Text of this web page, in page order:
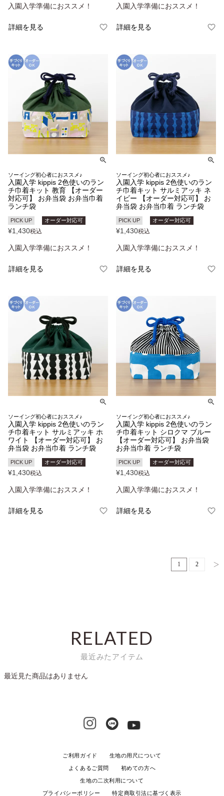
入園入学準備におススメ！
詳細を見る
入園入学準備におススメ！
詳細を見る
ソーイング初心者におススメ♪
入園入学 kippis 2色使いのラン
チ巾着キット 教育 【オーダー
対応可】 お弁当袋 お弁当巾着
ランチ袋
PICK UP オーダー対応可
¥1,430税込
入園入学準備におススメ！
詳細を見る
ソーイング初心者におススメ♪
入園入学 kippis 2色使いのラン
チ巾着キット サルミアッキ ネ
イビー 【オーダー対応可】 お
弁当袋 お弁当巾着 ランチ袋
PICK UP オーダー対応可
¥1,430税込
入園入学準備におススメ！
詳細を見る
ソーイング初心者におススメ♪
入園入学 kippis 2色使いのラン
チ巾着キット サルミアッキ ホ
ワイト 【オーダー対応可】 お
弁当袋 お弁当巾着 ランチ袋
PICK UP オーダー対応可
¥1,430税込
入園入学準備におススメ！
詳細を見る
ソーイング初心者におススメ♪
入園入学 kippis 2色使いのラン
チ巾着キット シロクマ ブルー
【オーダー対応可】 お弁当袋
お弁当巾着 ランチ袋
PICK UP オーダー対応可
¥1,430税込
入園入学準備におススメ！
詳細を見る
1 2
RELATED
最近みたアイテム
最近見た商品はありません
ご利用ガイド 生地の用尺について
よくあるご質問 初めての方へ
生地の二次利用について
プライバシーポリシー 特定商取引法に基づく表示